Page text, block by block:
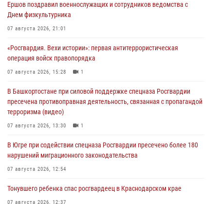
Ершов поздравил военнослужащих и сотрудников ведомства с
Днем физкультурника
07 августа 2026, 21:01
«Росгвардия. Вехи истории»: первая антитеррористическая
операция войск правопорядка
07 августа 2026, 15:28 1
В Башкортостане при силовой поддержке спецназа Росгвардии
пресечена противоправная деятельность, связанная с пропагандой
терроризма (видео)
07 августа 2026, 13:30 1
В Югре при содействии спецназа Росгвардии пресечено более 180
нарушений миграционного законодательства
07 августа 2026, 12:54
Тонувшего ребенка спас росгвардеец в Краснодарском крае
07 августа 2026, 12:37